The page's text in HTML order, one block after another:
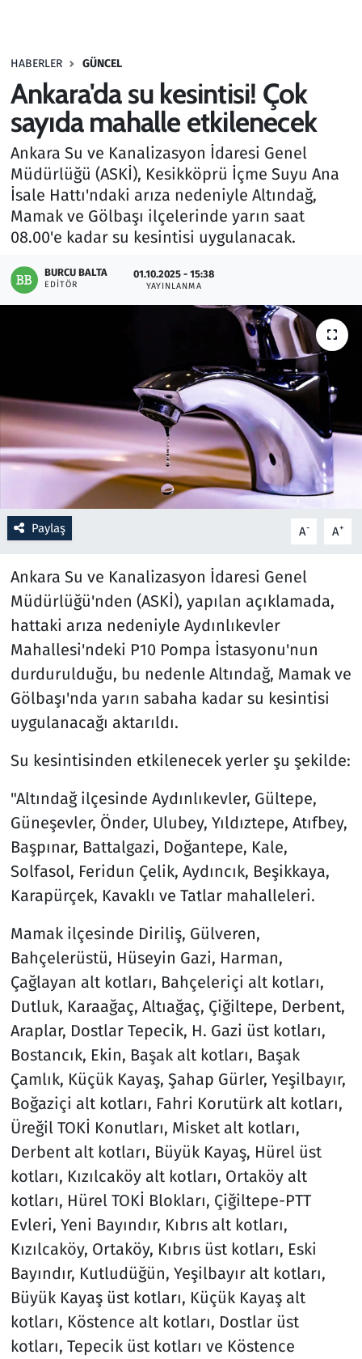
HABERLER GÜNCEL
Ankara'da su kesintisi! Çok
sayıda mahalle etkilenecek
Ankara Su ve Kanalizasyon İdaresi Genel
Müdürlüğü (ASKİ), Kesikköprü İçme Suyu Ana
İsale Hattı'ndaki arıza nedeniyle Altındağ,
Mamak ve Gölbaşı ilçelerinde yarın saat
08.00'e kadar su kesintisi uygulanacak.
BURCU BALTA
EDITÖR
01.10.2025 - 15:38
YAYINLANMA
Paylaş A- A+
Ankara Su ve Kanalizasyon İdaresi Genel
Müdürlüğü'nden (ASKİ), yapılan açıklamada,
hattaki arıza nedeniyle Aydınlıkevler
Mahallesi'ndeki P10 Pompa İstasyonu'nun
durdurulduğu, bu nedenle Altındağ, Mamak ve
Gölbaşı'nda yarın sabaha kadar su kesintisi
uygulanacağı aktarıldı.
Su kesintisinden etkilenecek yerler şu şekilde:
"Altındağ ilçesinde Aydınlıkevler, Gültepe,
Güneşevler, Önder, Ulubey, Yıldıztepe, Atıfbey,
Başpınar, Battalgazi, Doğantepe, Kale,
Solfasol, Feridun Çelik, Aydıncık, Beşikkaya,
Karapürçek, Kavaklı ve Tatlar mahalleleri.
Mamak ilçesinde Diriliş, Gülveren,
Bahçelerüstü, Hüseyin Gazi, Harman,
Çağlayan alt kotları, Bahçeleriçi alt kotları,
Dutluk, Karaağaç, Altıağaç, Çiğiltepe, Derbent,
Araplar, Dostlar Tepecik, H. Gazi üst kotları,
Bostancık, Ekin, Başak alt kotları, Başak
Çamlık, Küçük Kayaş, Şahap Gürler, Yeşilbayır,
Boğaziçi alt kotları, Fahri Korutürk alt kotları,
Üreğil TOKİ Konutları, Misket alt kotları,
Derbent alt kotları, Büyük Kayaş, Hürel üst
kotları, Kızılcaköy alt kotları, Ortaköy alt
kotları, Hürel TOKİ Blokları, Çiğiltepe-PTT
Evleri, Yeni Bayındır, Kıbrıs alt kotları,
Kızılcaköy, Ortaköy, Kıbrıs üst kotları, Eski
Bayındır, Kutludüğün, Yeşilbayır alt kotları,
Büyük Kayaş üst kotları, Küçük Kayaş alt
kotları, Köstence alt kotları, Dostlar üst
kotları, Tepecik üst kotları ve Köstence
Haber
Kültür Sanat
Kurumsal Haberler
Lezzet Durağı
Memur ve Kamu
Otomobil
Resmi İlanlar
Rüya Tabirleri
Savunma Sanayi
Spor
Teknoloji ve Bilim
Televizyon